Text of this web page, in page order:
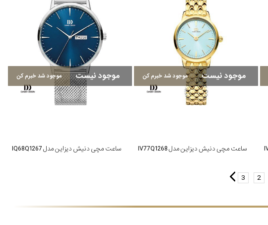
موجود نیست موجود شد خبرم کن
ساعت مچی دنیش دیزاین مدل IV77Q1268
موجود نیست موجود شد خبرم کن
ساعت مچی دنیش دیزاین مدل IQ68Q1267
2
3